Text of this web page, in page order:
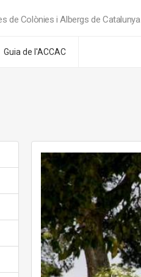
de Colònies i Albergs de Catalunya
Guia de l'ACCAC